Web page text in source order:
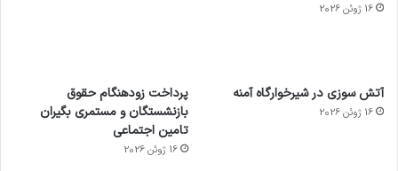
16 ژوئن 2026
آتش سوزی در شیرخوارگاه آمنه
16 ژوئن 2026
پرداخت زودهنگام حقوق
بازنشستگان و مستمری بگیران
تامین اجتماعی
16 ژوئن 2026
برای
کشف
توسط
مجازی
…
ساعت
هوشمند
با طعم
توسط
ژاکت
در
های
2023
توسط